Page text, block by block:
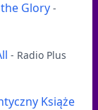
Glory -
- Radio Plus
Książe